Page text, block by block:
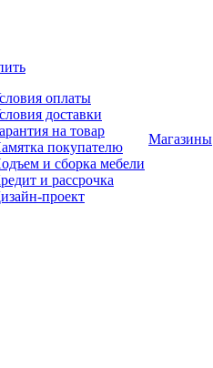
оплаты
доставки
на товар
покупателю
и сборка мебели
и рассрочка
проект
Магазины